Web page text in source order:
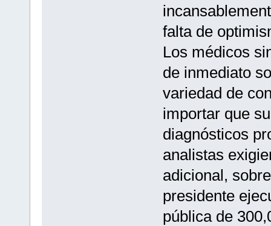
falta de
Los médicos
de inmediato
variedad de
importar que
diagnósticos
analistas
adicional,
presidente
pública de